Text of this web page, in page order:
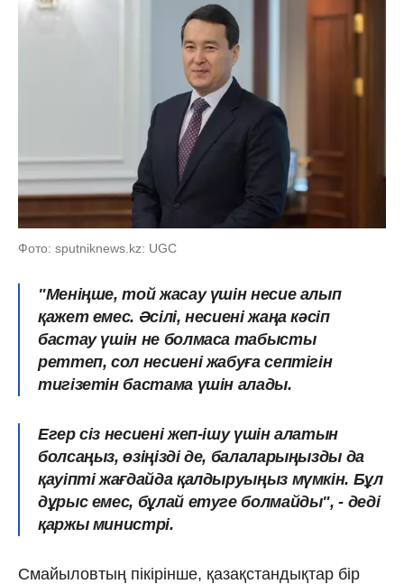
Фото: sputniknews.kz: UGC
"Меніңше, той жасау үшін несие алып
қажет емес. Әсілі, несиені жаңа кәсіп
бастау үшін не болмаса табысты
реттеп, сол несиені жабуға септігін
тигізетін бастама үшін алады.
Егер сіз несиені жеп-ішу үшін алатын
болсаңыз, өзіңізді де, балаларыңызды да
қауіпті жағдайда қалдыруыңыз мүмкін. Бұл
дұрыс емес, бұлай етуге болмайды", - деді
қаржы министрі.
Смайыловтың пікірінше, қазақстандықтар бір